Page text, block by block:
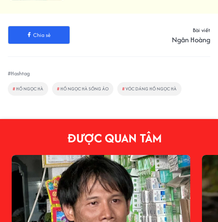
Chia sẻ
Bài viết
Ngân Hoàng
#Hashtag
# HỒ NGỌC HÀ # HỒ NGỌC HÀ SỐNG ẢO #VÓC DÁNG HỒ NGỌC HÀ
ĐƯỢC QUAN TÂM